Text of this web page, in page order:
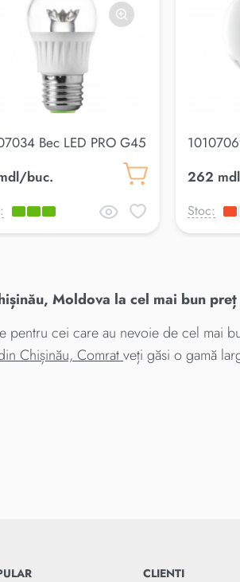
Bec LED PRO G45
buc. 262
Stoc:
Moldova la cel mai bun preț
cei care au nevoie de cel mai
Chișinău, Comratveți găsi o gamă
CLIENTI